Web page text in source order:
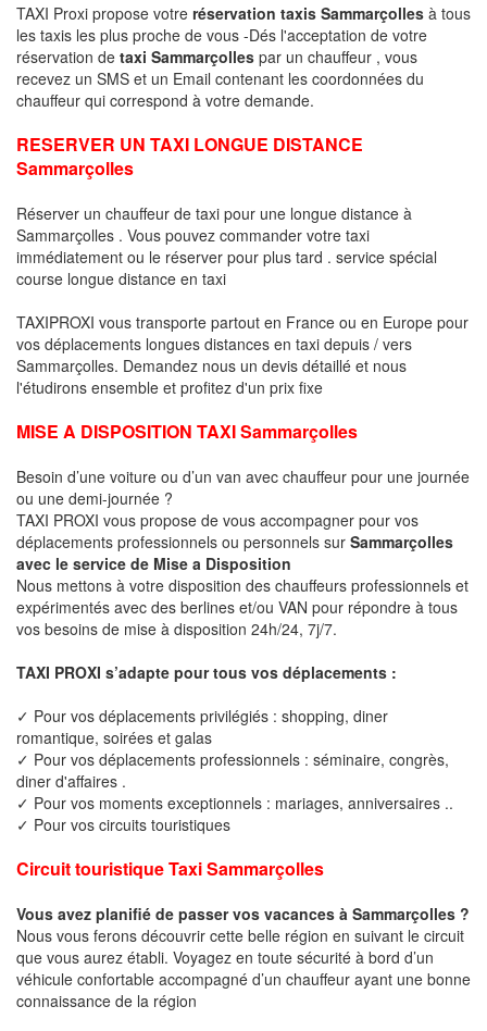
TAXI Proxi propose votre réservation taxis Sammarçolles à tous
les taxis les plus proche de vous -Dés l'acceptation de votre
réservation de taxi Sammarçolles par un chauffeur , vous
recevez un SMS et un Email contenant les coordonnées du
chauffeur qui correspond à votre demande.
RESERVER UN TAXI LONGUE DISTANCE
Sammarçolles
Réserver un chauffeur de taxi pour une longue distance à
Sammarçolles . Vous pouvez commander votre taxi
immédiatement ou le réserver pour plus tard . service spécial
course longue distance en taxi
TAXIPROXI vous transporte partout en France ou en Europe pour
vos déplacements longues distances en taxi depuis / vers
Sammarçolles. Demandez nous un devis détaillé et nous
l'étudirons ensemble et profitez d'un prix fixe
MISE A DISPOSITION TAXI Sammarçolles
Besoin d’une voiture ou d’un van avec chauffeur pour une journée
ou une demi-journée ?
TAXI PROXI vous propose de vous accompagner pour vos
déplacements professionnels ou personnels sur Sammarçolles
avec le service de Mise a Disposition
Nous mettons à votre disposition des chauffeurs professionnels et
expérimentés avec des berlines et/ou VAN pour répondre à tous
vos besoins de mise à disposition 24h/24, 7j/7.
TAXI PROXI s’adapte pour tous vos déplacements :
✓ Pour vos déplacements privilégiés : shopping, diner
romantique, soirées et galas
✓ Pour vos déplacements professionnels : séminaire, congrès,
diner d'affaires .
✓ Pour vos moments exceptionnels : mariages, anniversaires ..
✓ Pour vos circuits touristiques
Circuit touristique Taxi Sammarçolles
Vous avez planifié de passer vos vacances à Sammarçolles ?
Nous vous ferons découvrir cette belle région en suivant le circuit
que vous aurez établi. Voyagez en toute sécurité à bord d’un
véhicule confortable accompagné d’un chauffeur ayant une bonne
connaissance de la région